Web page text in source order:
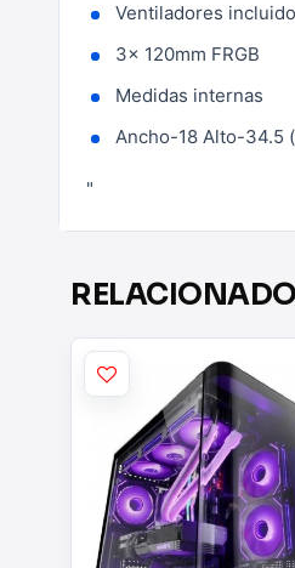
Ventiladores
3x 120mm FRGB
Medidas internas
Ancho-18 Alto-34.5
"